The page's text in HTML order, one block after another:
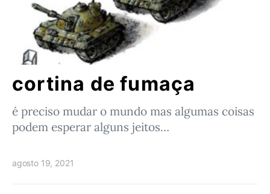
cortina de fumaça
é preciso mudar o mundo mas algumas coisas
podem esperar alguns jeitos…
agosto 19, 2021